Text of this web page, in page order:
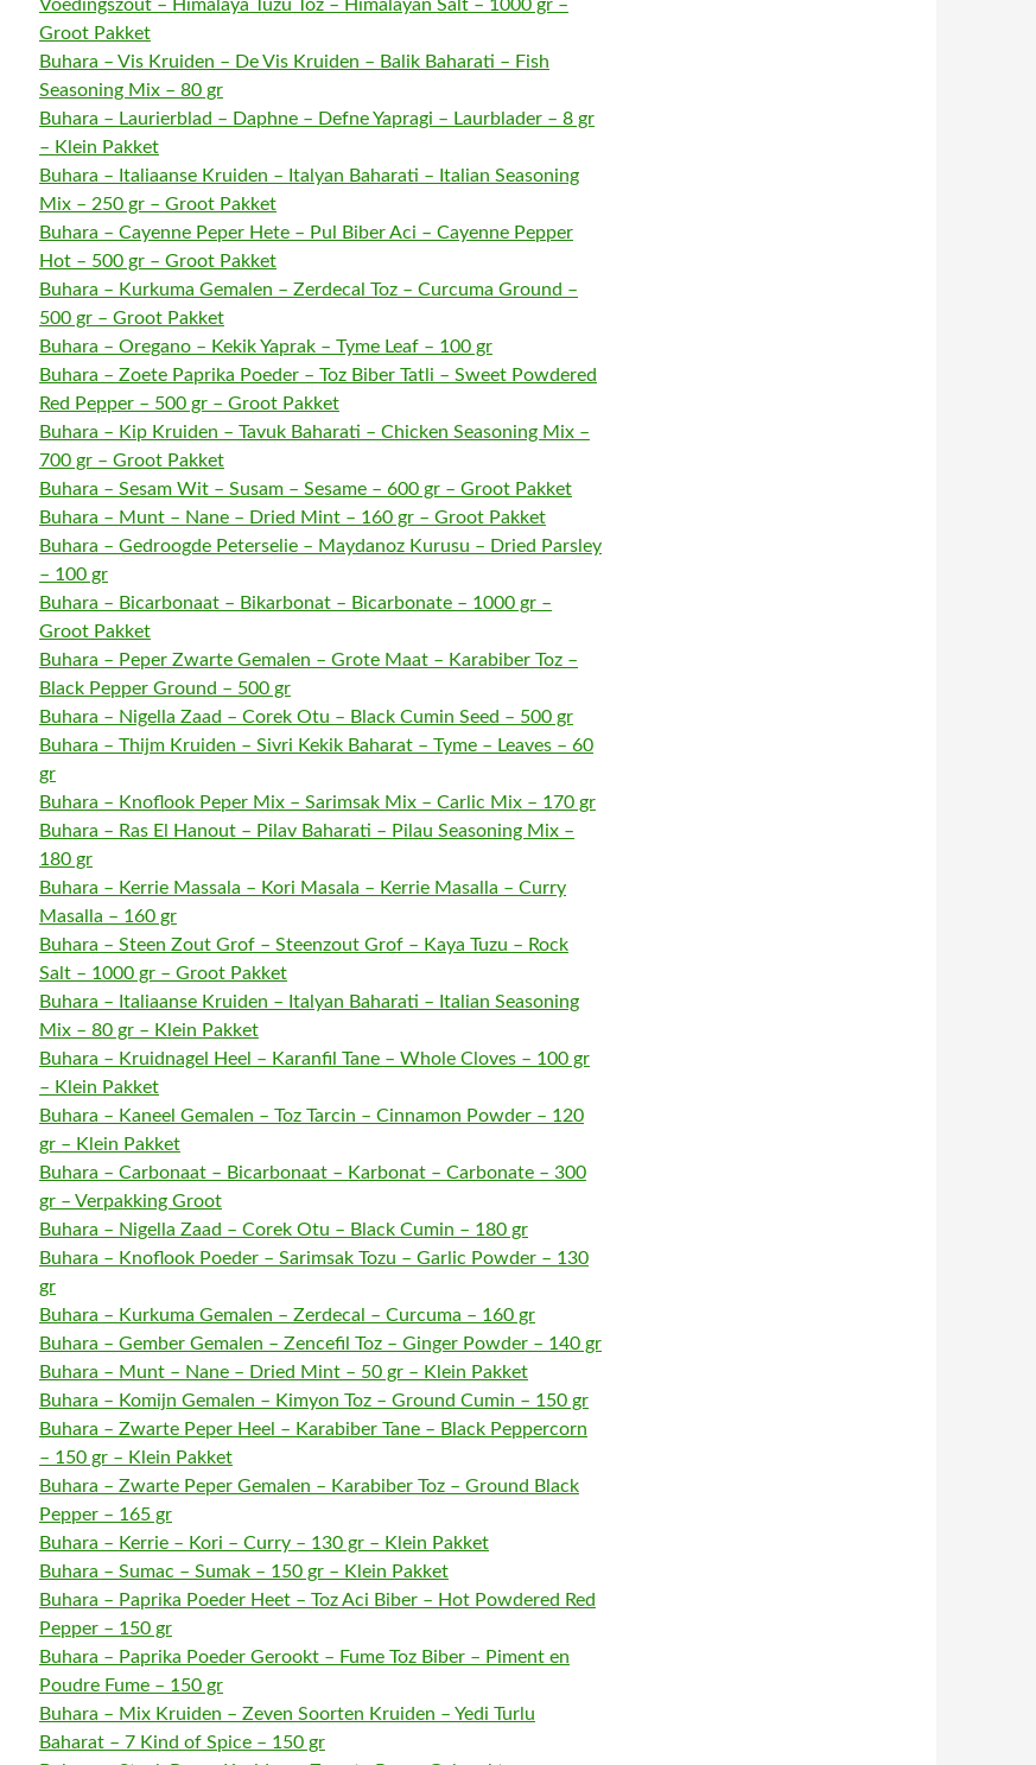
Voedingszout – Himalaya Tuzu Toz – Himalayan Salt – 1000 gr –
Groot Pakket
Buhara – Vis Kruiden – De Vis Kruiden – Balik Baharati – Fish
Seasoning Mix – 80 gr
Buhara – Laurierblad – Daphne – Defne Yapragi – Laurblader – 8 gr
– Klein Pakket
Buhara – Italiaanse Kruiden – Italyan Baharati – Italian Seasoning
Mix – 250 gr – Groot Pakket
Buhara – Cayenne Peper Hete – Pul Biber Aci – Cayenne Pepper
Hot – 500 gr – Groot Pakket
Buhara – Kurkuma Gemalen – Zerdecal Toz – Curcuma Ground –
500 gr – Groot Pakket
Buhara – Oregano – Kekik Yaprak – Tyme Leaf – 100 gr
Buhara – Zoete Paprika Poeder – Toz Biber Tatli – Sweet Powdered
Red Pepper – 500 gr – Groot Pakket
Buhara – Kip Kruiden – Tavuk Baharati – Chicken Seasoning Mix –
700 gr – Groot Pakket
Buhara – Sesam Wit – Susam – Sesame – 600 gr – Groot Pakket
Buhara – Munt – Nane – Dried Mint – 160 gr – Groot Pakket
Buhara – Gedroogde Peterselie – Maydanoz Kurusu – Dried Parsley
– 100 gr
Buhara – Bicarbonaat – Bikarbonat – Bicarbonate – 1000 gr –
Groot Pakket
Buhara – Peper Zwarte Gemalen – Grote Maat – Karabiber Toz –
Black Pepper Ground – 500 gr
Buhara – Nigella Zaad – Corek Otu – Black Cumin Seed – 500 gr
Buhara – Thijm Kruiden – Sivri Kekik Baharat – Tyme – Leaves – 60
gr
Buhara – Knoflook Peper Mix – Sarimsak Mix – Carlic Mix – 170 gr
Buhara – Ras El Hanout – Pilav Baharati – Pilau Seasoning Mix –
180 gr
Buhara – Kerrie Massala – Kori Masala – Kerrie Masalla – Curry
Masalla – 160 gr
Buhara – Steen Zout Grof – Steenzout Grof – Kaya Tuzu – Rock
Salt – 1000 gr – Groot Pakket
Buhara – Italiaanse Kruiden – Italyan Baharati – Italian Seasoning
Mix – 80 gr – Klein Pakket
Buhara – Kruidnagel Heel – Karanfil Tane – Whole Cloves – 100 gr
– Klein Pakket
Buhara – Kaneel Gemalen – Toz Tarcin – Cinnamon Powder – 120
gr – Klein Pakket
Buhara – Carbonaat – Bicarbonaat – Karbonat – Carbonate – 300
gr – Verpakking Groot
Buhara – Nigella Zaad – Corek Otu – Black Cumin – 180 gr
Buhara – Knoflook Poeder – Sarimsak Tozu – Garlic Powder – 130
gr
Buhara – Kurkuma Gemalen – Zerdecal – Curcuma – 160 gr
Buhara – Gember Gemalen – Zencefil Toz – Ginger Powder – 140 gr
Buhara – Munt – Nane – Dried Mint – 50 gr – Klein Pakket
Buhara – Komijn Gemalen – Kimyon Toz – Ground Cumin – 150 gr
Buhara – Zwarte Peper Heel – Karabiber Tane – Black Peppercorn
– 150 gr – Klein Pakket
Buhara – Zwarte Peper Gemalen – Karabiber Toz – Ground Black
Pepper – 165 gr
Buhara – Kerrie – Kori – Curry – 130 gr – Klein Pakket
Buhara – Sumac – Sumak – 150 gr – Klein Pakket
Buhara – Paprika Poeder Heet – Toz Aci Biber – Hot Powdered Red
Pepper – 150 gr
Buhara – Paprika Poeder Gerookt – Fume Toz Biber – Piment en
Poudre Fume – 150 gr
Buhara – Mix Kruiden – Zeven Soorten Kruiden – Yedi Turlu
Baharat – 7 Kind of Spice – 150 gr